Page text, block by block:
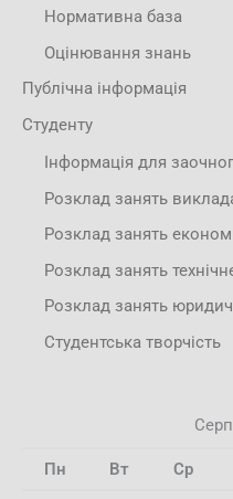
Нормативна база
Оцінювання знань
Публічна інформація
Студенту
Інформація для
Розклад занять
Розклад занять
Розклад занять
Розклад занять
Студентська творчість
Пн Вт Ср